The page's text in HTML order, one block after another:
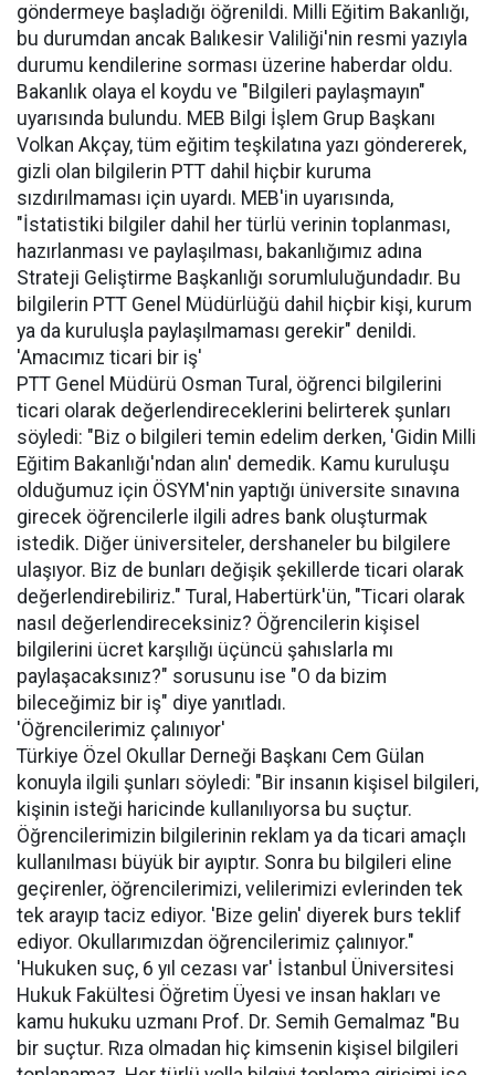
göndermeye başladığı öğrenildi. Milli Eğitim Bakanlığı,
bu durumdan ancak Balıkesir Valiliği'nin resmi yazıyla
durumu kendilerine sorması üzerine haberdar oldu.
Bakanlık olaya el koydu ve "Bilgileri paylaşmayın"
uyarısında bulundu. MEB Bilgi İşlem Grup Başkanı
Volkan Akçay, tüm eğitim teşkilatına yazı göndererek,
gizli olan bilgilerin PTT dahil hiçbir kuruma
sızdırılmaması için uyardı. MEB'in uyarısında,
"İstatistiki bilgiler dahil her türlü verinin toplanması,
hazırlanması ve paylaşılması, bakanlığımız adına
Strateji Geliştirme Başkanlığı sorumluluğundadır. Bu
bilgilerin PTT Genel Müdürlüğü dahil hiçbir kişi, kurum
ya da kuruluşla paylaşılmaması gerekir" denildi.
'Amacımız ticari bir iş'
PTT Genel Müdürü Osman Tural, öğrenci bilgilerini
ticari olarak değerlendireceklerini belirterek şunları
söyledi: "Biz o bilgileri temin edelim derken, 'Gidin Milli
Eğitim Bakanlığı'ndan alın' demedik. Kamu kuruluşu
olduğumuz için ÖSYM'nin yaptığı üniversite sınavına
girecek öğrencilerle ilgili adres bank oluşturmak
istedik. Diğer üniversiteler, dershaneler bu bilgilere
ulaşıyor. Biz de bunları değişik şekillerde ticari olarak
değerlendirebiliriz." Tural, Habertürk'ün, "Ticari olarak
nasıl değerlendireceksiniz? Öğrencilerin kişisel
bilgilerini ücret karşılığı üçüncü şahıslarla mı
paylaşacaksınız?" sorusunu ise "O da bizim
bileceğimiz bir iş" diye yanıtladı.
'Öğrencilerimiz çalınıyor'
Türkiye Özel Okullar Derneği Başkanı Cem Gülan
konuyla ilgili şunları söyledi: "Bir insanın kişisel bilgileri,
kişinin isteği haricinde kullanılıyorsa bu suçtur.
Öğrencilerimizin bilgilerinin reklam ya da ticari amaçlı
kullanılması büyük bir ayıptır. Sonra bu bilgileri eline
geçirenler, öğrencilerimizi, velilerimizi evlerinden tek
tek arayıp taciz ediyor. 'Bize gelin' diyerek burs teklif
ediyor. Okullarımızdan öğrencilerimiz çalınıyor."
'Hukuken suç, 6 yıl cezası var' İstanbul Üniversitesi
Hukuk Fakültesi Öğretim Üyesi ve insan hakları ve
kamu hukuku uzmanı Prof. Dr. Semih Gemalmaz "Bu
bir suçtur. Rıza olmadan hiç kimsenin kişisel bilgileri